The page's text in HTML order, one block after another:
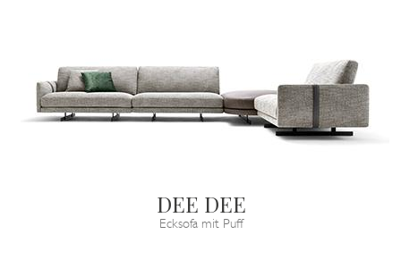
DEE DEE
Ecksofa mit Puff